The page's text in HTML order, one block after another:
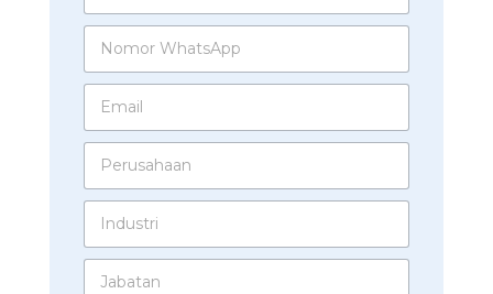
m
N
m
W
t
A
p
E
a
*
P
r
a
I
d
J